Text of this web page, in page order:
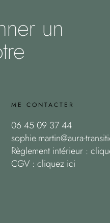
un
ME CONTACTER
06 45 09 37 44
sophie.martin@aura-
Règlement intérieur :
CGV : cliquez ici